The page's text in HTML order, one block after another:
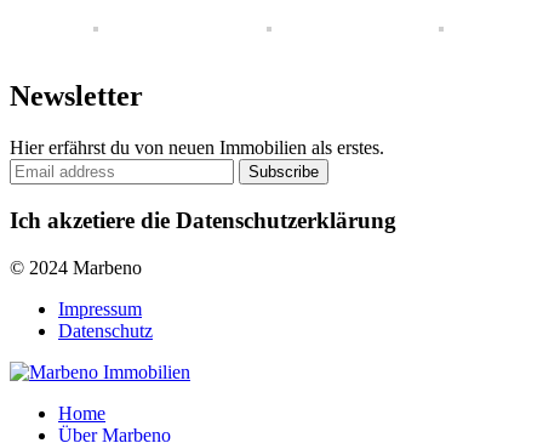
Newsletter
Hier erfährst du von neuen Immobilien als erstes.
Ich akzetiere die Datenschutzerklärung
© 2024 Marbeno
Impressum
Datenschutz
Home
Über Marbeno